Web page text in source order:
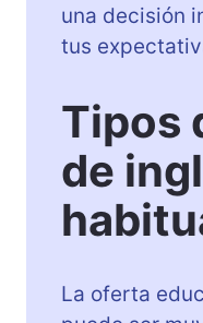
una decisión
tus
Tipos
de
La oferta